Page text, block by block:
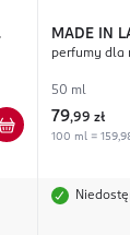
MADE IN
Mind
perfumy dla
50 ml
79,99 zł
100 ml =